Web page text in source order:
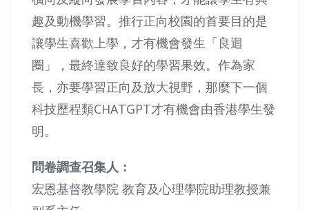
趣及動機學習。推行正向校園的首要目的是
讓學生喜歡上學，才有機會發生「良迴
圈」，最終達致良好的學習果效。作為家
長，亦要學習正向及放大視野，那麼下一個
科技歷程類CHATGPT才有機會由香港學生發
明。
問卷調查召集人：
宏恩基督教學院 教育及心理學院助理教授兼